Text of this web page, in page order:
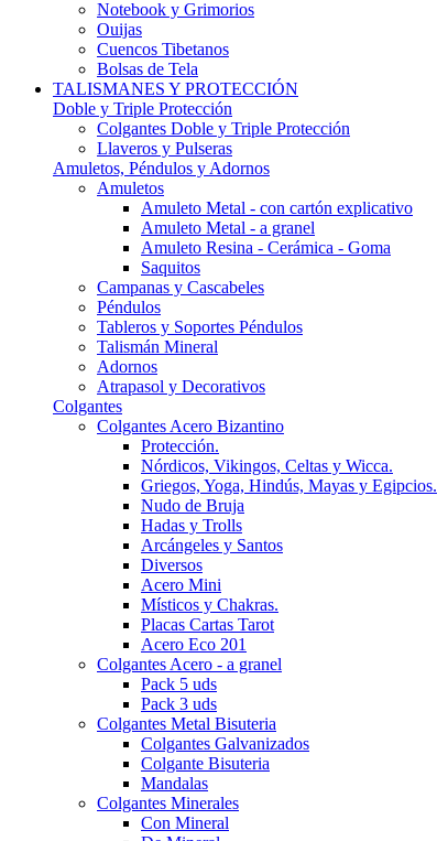
Notebook y Grimorios
Ouijas
Cuencos Tibetanos
Bolsas de Tela
TALISMANES Y PROTECCIÓN
Doble y Triple Protección
Colgantes Doble y Triple Protección
Llaveros y Pulseras
Amuletos, Péndulos y Adornos
Amuletos
Amuleto Metal - con cartón explicativo
Amuleto Metal - a granel
Amuleto Resina - Cerámica - Goma
Saquitos
Campanas y Cascabeles
Péndulos
Tableros y Soportes Péndulos
Talismán Mineral
Adornos
Atrapasol y Decorativos
Colgantes
Colgantes Acero Bizantino
Protección.
Nórdicos, Vikingos, Celtas y Wicca.
Griegos, Yoga, Hindús, Mayas y Egipcios.
Nudo de Bruja
Hadas y Trolls
Arcángeles y Santos
Diversos
Acero Mini
Místicos y Chakras.
Placas Cartas Tarot
Acero Eco 201
Colgantes Acero - a granel
Pack 5 uds
Pack 3 uds
Colgantes Metal Bisuteria
Colgantes Galvanizados
Colgante Bisuteria
Mandalas
Colgantes Minerales
Con Mineral